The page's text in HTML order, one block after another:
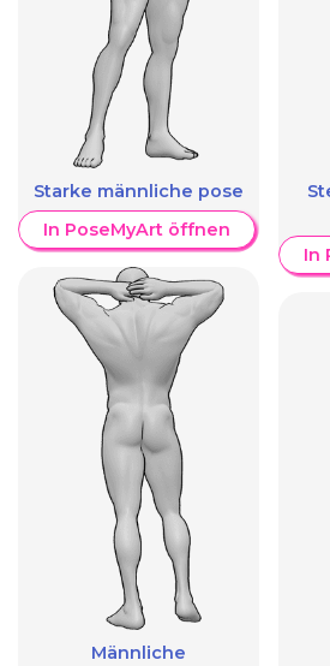
Starke männliche pose
In PoseMyArt öffnen
Männliche
In